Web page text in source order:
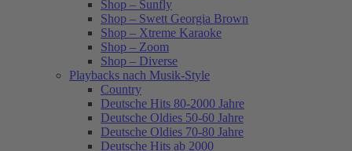
Shop – Sunfly
Shop – Swett Georgia Brown
Shop – Xtreme Karaoke
Shop – Zoom
Shop – Diverse
Playbacks nach Musik-Style
Country
Deutsche Hits 80-2000 Jahre
Deutsche Oldies 50-60 Jahre
Deutsche Oldies 70-80 Jahre
Deutsche Hits ab 2000